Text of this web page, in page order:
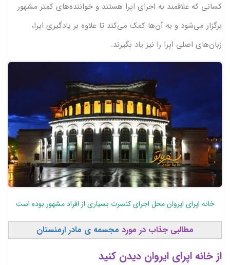
کسانی که علاقمند به اجرای اپرا هستند و خواننده‌های کمتر مشهور
برگزار می‌شود و به آن‌ها کمک می‌کند تا علاوه بر یادگیری اپرا،
زبان‌های اصلی اپرا را نیز یاد بگیرند.
خانه اپرای ایروان محل اجرای کنسرت بسیاری از افراد مشهور بوده است
مطالبی جذاب در مورد مجسمه ی مادر ارمنستان
از خانه اپرای ایروان دیدن کنید